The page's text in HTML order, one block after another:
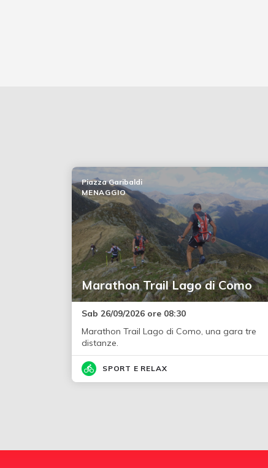
Marathon Trail Lago di Como
Piazza Garibaldi
MENAGGIO
Sab 26/09/2026 ore 08:30
Marathon Trail Lago di Como, una gara tre
distanze.
SPORT E RELAX